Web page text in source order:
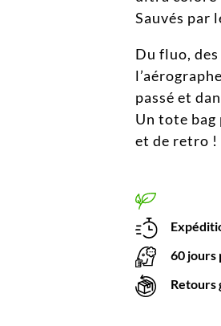
Sauvés par
Du fluo,
passé et
Un tote
et de retro !
60 jours
Retours